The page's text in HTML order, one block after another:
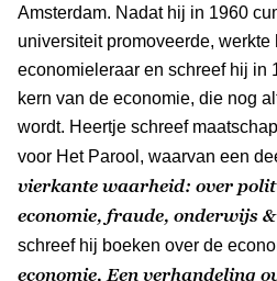
Amsterdam. Nadat hij in 1960
universiteit promoveerde, werkte
economieleraar en schreef hij in
kern van de economie, die nog
wordt. Heertje schreef
voor Het Parool, waarvan een
vierkante waarheid: over
economie, fraude, onderwijs
schreef hij boeken over de
economie, Een verhandeling